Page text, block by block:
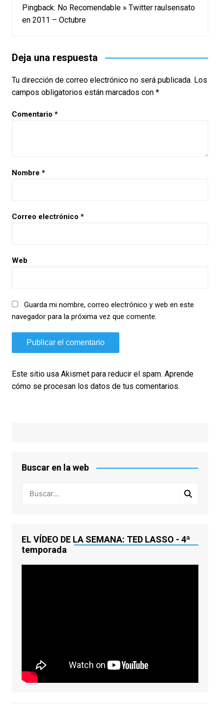
Pingback: No Recomendable » Twitter raulsensato
en 2011 – Octubre
Deja una respuesta
Tu dirección de correo electrónico no será publicada. Los
campos obligatorios están marcados con *
Comentario *
Nombre *
Correo electrónico *
Web
Guarda mi nombre, correo electrónico y web en este
navegador para la próxima vez que comente.
Este sitio usa Akismet para reducir el spam. Aprende
cómo se procesan los datos de tus comentarios.
Buscar en la web
EL VÍDEO DE LA SEMANA: TED LASSO - 4ª
temporada